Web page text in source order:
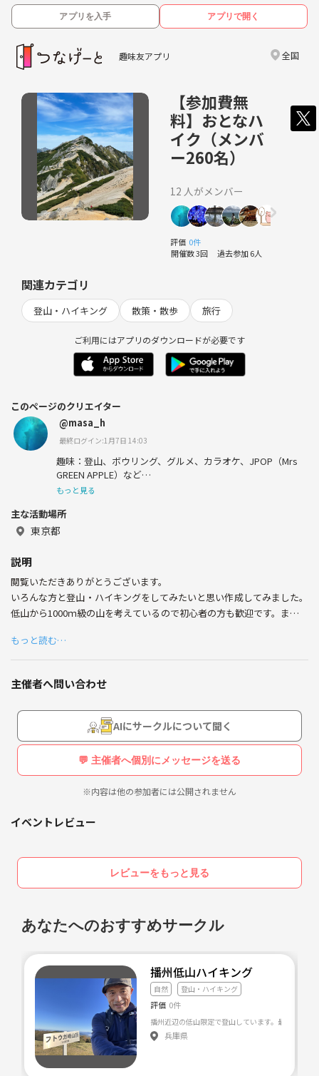
アプリを入手 アプリで開く
趣味友アプリ 全国
【参加費無
料】おとなハ
イク（メンバ
ー260名）
12 人がメンバー
評価 0件
開催数 3回 過去参加 6人
関連カテゴリ
登山・ハイキング 散策・散歩 旅行
ご利用にはアプリのダウンロードが必要です
このページのクリエイター
@masa_h
最終ログイン:1月7日 14:03
趣味：登山、ボウリング、グルメ、カラオケ、JPOP（Mrs
GREEN APPLE）など
苦手：ホラー、しそ
好きな映画：MARVEL映画、最高の人生の見つけ方
好きなテレビ番組：ローカル路線バスの旅Z
もっと見る
主な活動場所
東京都
説明
閲覧いただきありがとうございます。
いろんな方と登山・ハイキングをしてみたいと思い作成してみました。
低山から1000ｍ級の山を考えているので初心者の方も歓迎です。また、
一緒に登って、歩いてもいいという方メンバー申請をお願いします！！
場所は東京都、神奈川県西部の山、鎌倉周辺を考えています。
✅登山始めたい方
✅自然を感じたい方
✅登山・ハイキング友達を作りたい方
✅歩くのが好きな方
【実施済】
2月27日陣馬山〜高尾山縦走
5月3日高松山ハイキング
7月10日日和田山ハイキング
7月22日鋸山ハイキング
7月31日石老山ハイキング
9月18日三浦アルプスハイキング
9月20日金峰山
10月9日筑波山
10月16日青梅丘陵ハイキング
もっと読む…
主催者へ問い合わせ
AIにサークルについて聞く
💬 主催者へ個別にメッセージを送る
※内容は他の参加者には公開されません
イベントレビュー
レビューをもっと見る
あなたへのおすすめサークル
播州低山ハイキング
自然 登山・ハイキング
評価 0件
播州近辺の低山限定で登山しています。最近では
兵庫県